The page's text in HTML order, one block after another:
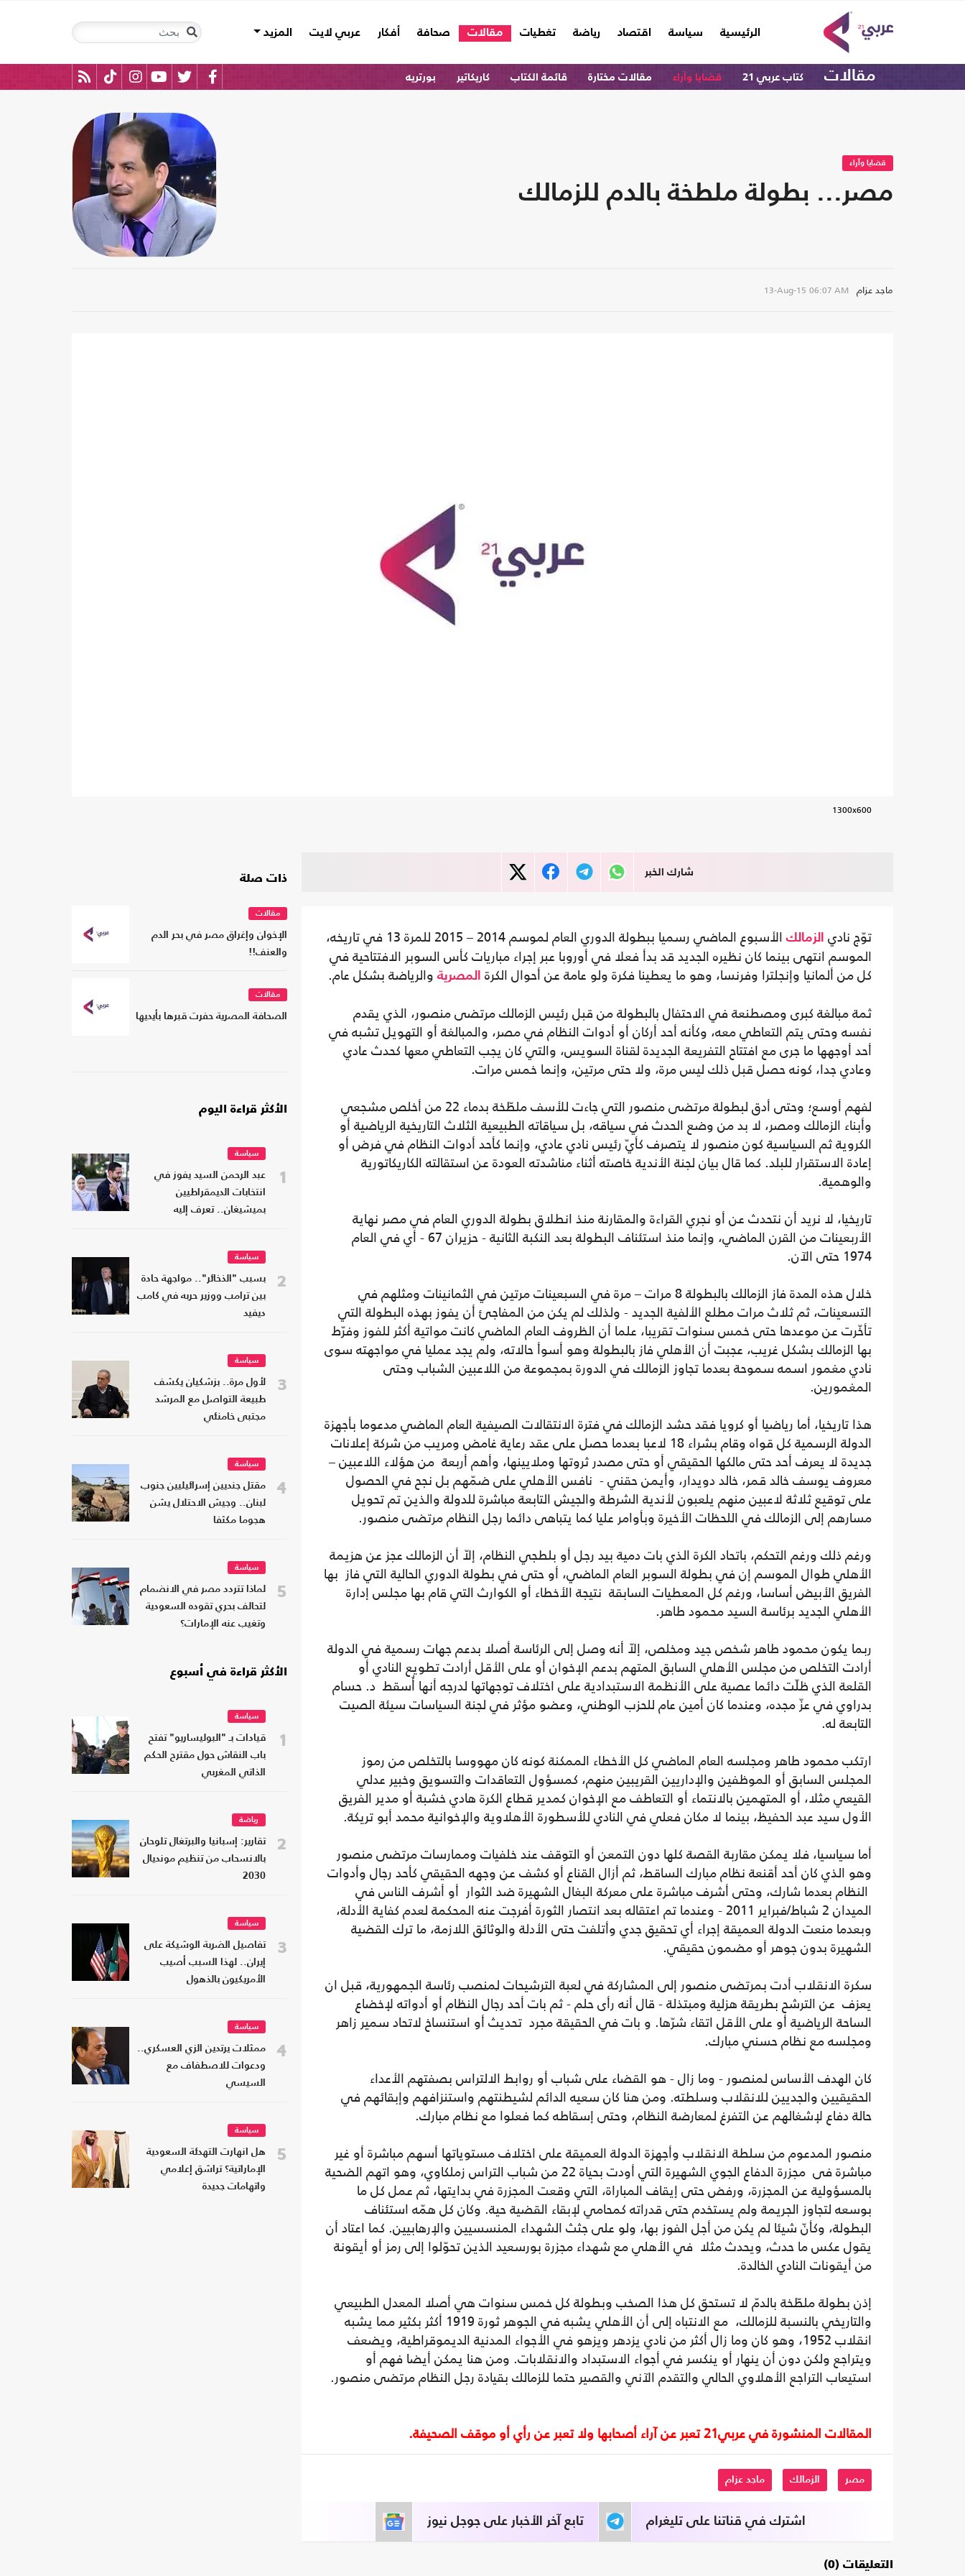
الرئيسية
(current) سياسة اقتصاد رياضة تغطيات مقالات صحافة أفكار عربي لايت المزيد
مقالات كتاب عربي 21 قضايا وآراء مقالات مختارة قائمة الكتاب كاريكاتير بورتريه
قضايا وآراء
مصر... بطولة ملطخة بالدم للزمالك
ماجد عزام 13-Aug-15 06:07 AM
1300x600
شارك الخبر
توّج نادي الزمالك
الأسبوع الماضي رسميا ببطولة الدوري العام لموسم 2014 – 2015 للمرة 13 في تاريخه،
الموسم انتهى بينما كان نظيره الجديد قد بدأ فعلا في أوروبا عبر إجراء مباريات كأس السوبر الافتتاحية في
كل من ألمانيا وإنجلترا وفرنسا، وهو ما يعطينا فكرة ولو عامة عن أحوال الكرة
المصرية والرياضة بشكل عام.
ثمة مبالغة كبرى ومصطنعة في الاحتفال بالبطولة من قبل رئيس الزمالك مرتضى منصور، الذي يقدم
نفسه وحتى يتم التعاطي معه، وكأنه أحد أركان أو أدوات النظام في مصر، والمبالغة أو التهويل تشبه في
أحد أوجهها ما جرى مع افتتاح التفريعة الجديدة لقناة السويس، والتي كان يجب التعاطي معها كحدث عادي
وعادي جدا، كونه حصل قبل ذلك ليس مرة، ولا حتى مرتين، وإنما خمس مرات.
لفهم أوسع؛ وحتى أدق لبطولة مرتضى منصور التي جاءت للأسف ملطّخة بدماء 22 من أخلص مشجعي
وأبناء الزمالك ومصر، لا بد من وضع الحدث في سياقه، بل سياقاته الطبيعية الثلاث التاريخية الرياضية أو
الكروية ثم السياسية كون منصور لا يتصرف كأيّ رئيس نادي عادي، وإنما كأحد أدوات النظام في فرض أو
إعادة الاستقرار للبلد. كما قال بيان لجنة الأندية خاصته أثناء مناشدته العودة عن استقالته الكاريكاتورية
والوهمية.
تاريخيا، لا نريد أن نتحدث عن أو نجري القراءة والمقارنة منذ انطلاق بطولة الدوري العام في مصر نهاية
الأربعينات من القرن الماضي، وإنما منذ استئناف البطولة بعد النكبة الثانية - حزيران 67 - أي في العام
1974 حتى الآن.
خلال هذه المدة فاز الزمالك بالبطولة 8 مرات – مرة في السبعينات مرتين في الثمانينات ومثلهم في
التسعينات، ثم ثلاث مرات مطلع الألفية الجديد - ولذلك لم يكن من المفاجئ أن يفوز بهذه البطولة التي
تأخّرت عن موعدها حتى خمس سنوات تقريبا، علما أن الظروف العام الماضي كانت مواتية أكثر للفوز وفرّط
بها الزمالك بشكل غريب، عجبت أن الأهلي فاز بالبطولة وهو أسوأ حالاته، ولم يجد عمليا في مواجهته سوى
نادي مغمور اسمه سموحة بعدما تجاوز الزمالك في الدورة بمجموعة من اللاعبين الشباب وحتى
المغمورين.
هذا تاريخيا، أما رياضيا أو كرويا فقد حشد الزمالك في فترة الانتقالات الصيفية العام الماضي مدعوما بأجهزة
الدولة الرسمية كل قواه وقام بشراء 18 لاعبا بعدما حصل على عقد رعاية غامض ومريب من شركة إعلانات
جديدة لا يعرف أحد حتى مالكها الحقيقي أو حتى مصدر ثروتها وملايينها، وأهم أربعة من هؤلاء اللاعبين –
معروف يوسف خالد قمر، خالد دويدار، وأيمن حقني - نافس الأهلي على ضمّهم بل نجح في الحصول
على توقيع ثلاثة لاعبين منهم يلعبون لأندية الشرطة والجيش التابعة مباشرة للدولة والذين تم تحويل
مسارهم إلى الزمالك في اللحظات الأخيرة وبأوامر عليا كما يتباهى دائما رجل النظام مرتضى منصور.
ورغم ذلك ورغم التحكم، باتحاد الكرة الذي بات دمية بيد رجل أو بلطجي النظام، إلاّ أن الزمالك عجز عن هزيمة
الأهلي طوال الموسم إن في بطولة السوبر العام الماضي، أو حتى في بطولة الدوري الحالية التي فاز بها
الفريق الأبيض أساسا، ورغم كل المعطيات السابقة نتيجة الأخطاء أو الكوارث التي قام بها مجلس إدارة
الأهلي الجديد برئاسة السيد محمود طاهر.
ربما يكون محمود طاهر شخص جيد ومخلص، إلاّ أنه وصل إلى الرئاسة أصلا بدعم جهات رسمية في الدولة
أرادت التخلص من مجلس الأهلي السابق المتهم بدعم الإخوان أو على الأقل أرادت تطويع النادي أو
القلعة الذي ظلّت دائما عصية على الأنظمة الاستبدادية على اختلاف توجهاتها لدرجه أنها أُسقط د. حسام
بدراوي في عزّ مجده، وعندما كان أمين عام للحزب الوطني، وعضو مؤثر في لجنة السياسات سيئة الصيت
التابعة له.
ارتكب محمود طاهر ومجلسه العام الماضي كل الأخطاء الممكنة كونه كان مهووسا بالتخلص من رموز
المجلس السابق أو الموظفين والإداريين القريبين منهم، كمسؤول التعاقدات والتسويق وخبير عدلي
القيعي مثلا، أو المتهمين بالانتماء أو التعاطف مع الإخوان كمدير قطاع الكرة هادي خشبة أو مدير الفريق
الأول سيد عبد الحفيظ، بينما لا مكان فعلي في النادي للأسطورة الأهلاوية والإخوانية محمد أبو تريكة.
أما سياسيا، فلا يمكن مقاربة القصة كلها دون التمعن أو التوقف عند خلفيات وممارسات مرتضى منصور
وهو الذي كان أحد أقنعة نظام مبارك الساقط، ثم أزال القناع أو كشف عن وجهه الحقيقي كأحد رجال وأدوات
النظام بعدما شارك، وحتى أشرف مباشرة على معركة البغال الشهيرة ضد الثوار أو أشرف الناس في
الميدان 2 شباط/فبراير 2011 - وعندما تم اعتقاله بعد انتصار الثورة أفرجت عنه المحكمة لعدم كفاية الأدلة،
وبعدما منعت الدولة العميقة إجراء أي تحقيق جدي وأتلفت حتى الأدلة والوثائق اللازمة، ما ترك القضية
الشهيرة بدون جوهر أو مضمون حقيقي.
سكرة الانقلاب أدت بمرتضى منصور إلى المشاركة في لعبة الترشيحات لمنصب رئاسة الجمهورية، قبل ان
يعزف عن الترشح بطريقة هزلية ومبتذلة - قال أنه رأى حلم - ثم بات أحد رجال النظام أو أدواته لإخضاع
الساحة الرياضية أو على الأقل اتقاء شرّها. و بات في الحقيقة مجرد تحديث أو استنساخ لاتحاد سمير زاهر
ومجلسه مع نظام حسني مبارك.
كان الهدف الأساس لمنصور - وما زال - هو القضاء على شباب أو روابط الالتراس بصفتهم الأعداء
الحقيقيين والجديين للانقلاب وسلطته. ومن هنا كان سعيه الدائم لشيطنتهم واستنزافهم وإبقائهم في
حالة دفاع لإشغالهم عن التفرغ لمعارضة النظام، وحتى إسقاطه كما فعلوا مع نظام مبارك.
منصور المدعوم من سلطة الانقلاب وأجهزة الدولة العميقة على اختلاف مستوياتها أسهم مباشرة أو غير
مباشرة فى مجزرة الدفاع الجوي الشهيرة التي أودت بحياة 22 من شباب التراس زملكاوي، وهو اتهم الضحية
بالمسؤولية عن المجزرة، ورفض حتى إيقاف المباراة، التي وقعت المجزرة في بدايتها، ثم عمل كل ما
بوسعه لتجاوز الجريمة ولم يستخدم حتى قدراته كمحامي لإبقاء القضية حية. وكان كل همّه استئناف
البطولة، وكأنّ شيئا لم يكن من أجل الفوز بها، ولو على جثث الشهداء المنسسيين والإرهابيين. كما اعتاد أن
يقول عكس ما حدث، ويحدث مثلا في الأهلي مع شهداء مجزرة بورسعيد الذين تحوّلوا إلى رمز أو أيقونة
من أيقونات النادي الخالدة.
إذن بطولة ملطّخة بالدمّ لا تستحق كل هذا الصخب وبطولة كل خمس سنوات هي أصلا المعدل الطبيعي
والتاريخي بالنسبة للزمالك، مع الانتباه إلى أن الأهلي يشبه في الجوهر ثورة 1919 أكثر بكثير مما يشبه
انقلاب 1952، وهو كان وما زال أكثر من نادي يزدهر ويزهو في الأجواء المدنية الديموقراطية، ويضعف
ويتراجع ولكن دون أن ينهار أو ينكسر في أجواء الاستبداد والانقلابات. ومن هنا يمكن أيضا فهم أو
استيعاب التراجع الأهلاوي الحالي والتقدم الآني والقصير حتما للزمالك بقيادة رجل النظام مرتضى منصور.
المقالات المنشورة في عربي21 تعبر عن آراء أصحابها ولا تعبر عن رأي أو موقف الصحيفة.
مصر الزمالك ماجد عزام
تابع آخر الأخبار على جوجل نيوز اشترك في قناتنا على تليغرام
التعليقات (0)
ذات صلة
مقالات
الإخوان وإغراق مصر في بحر الدم
والعنف!!
مقالات
الصحافة المصرية حفرت قبرها بأيديها
الأكثر قراءة اليوم
1
سياسة
عبد الرحمن السيد يفوز في
انتخابات الديمقراطيين
بميشيغان.. تعرف إليه
2
سياسة
بسبب "الذخائر".. مواجهة حادة
بين ترامب ووزير حربه في كامب
ديفيد
3
سياسة
لأول مرة.. بزشكيان يكشف
طبيعة التواصل مع المرشد
مجتبى خامنئي
4
سياسة
مقتل جنديين إسرائيليين جنوب
لبنان.. وجيش الاحتلال يشن
هجوما مكثفا
5
سياسة
لماذا تتردد مصر في الانضمام
لتحالف بحري تقوده السعودية
وتغيب عنه الإمارات؟
الأكثر قراءة في أسبوع
1
سياسة
قيادات بـ "البوليساريو" تفتح
باب النقاش حول مقترح الحكم
الذاتي المغربي
2
رياضة
تقارير: إسبانيا والبرتغال تلوحان
بالانسحاب من تنظيم مونديال
2030
3
سياسة
تفاصيل الضربة الوشيكة على
إيران.. لهذا السبب أصيب
الأمريكيون بالذهول
4
سياسة
ممثلات يرتدين الزي العسكري..
ودعوات للاصطفاف مع
السيسي
5
سياسة
هل انهارت التهدئة السعودية
الإماراتية؟ تراشق إعلامي
واتهامات جديدة